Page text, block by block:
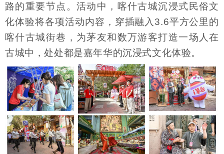
路的重要节点。活动中，喀什古城沉浸式民俗文
化体验将各项活动内容，穿插融入3.6平方公里的
喀什古城街巷，为茅友和数万游客打造一场人在
古城中，处处都是嘉年华的沉浸式文化体验。